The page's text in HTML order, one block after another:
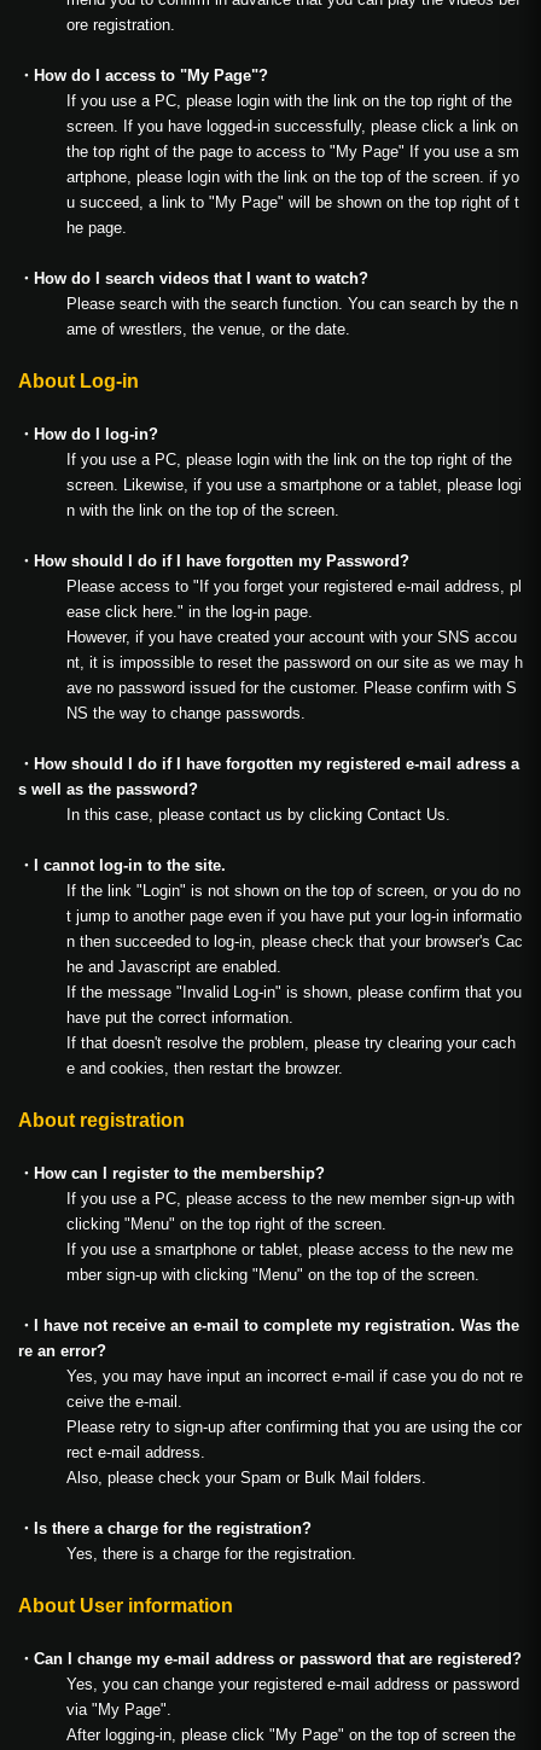
ore registration.
・How do I access to "My Page"?
If you use a PC, please login with the link on the top right of the
screen. If you have logged-in successfully, please click a link on
the top right of the page to access to "My Page" If you use a sm
artphone, please login with the link on the top of the screen. if yo
u succeed, a link to "My Page" will be shown on the top right of t
he page.
・How do I search videos that I want to watch?
Please search with the search function. You can search by the n
ame of wrestlers, the venue, or the date.
About Log-in
・How do I log-in?
If you use a PC, please login with the link on the top right of the
screen. Likewise, if you use a smartphone or a tablet, please logi
n with the link on the top of the screen.
・How should I do if I have forgotten my Password?
Please access to "If you forget your registered e-mail address, pl
ease click here." in the log-in page.
However, if you have created your account with your SNS accou
nt, it is impossible to reset the password on our site as we may h
ave no password issued for the customer. Please confirm with S
NS the way to change passwords.
・How should I do if I have forgotten my registered e-mail adress a
s well as the password?
In this case, please contact us by clicking Contact Us.
・I cannot log-in to the site.
If the link "Login" is not shown on the top of screen, or you do no
t jump to another page even if you have put your log-in informatio
n then succeeded to log-in, please check that your browser's Cac
he and Javascript are enabled.
If the message "Invalid Log-in" is shown, please confirm that you
have put the correct information.
If that doesn't resolve the problem, please try clearing your cach
e and cookies, then restart the browzer.
About registration
・How can I register to the membership?
If you use a PC, please access to the new member sign-up with
clicking "Menu" on the top right of the screen.
If you use a smartphone or tablet, please access to the new me
mber sign-up with clicking "Menu" on the top of the screen.
・I have not receive an e-mail to complete my registration. Was the
re an error?
Yes, you may have input an incorrect e-mail if case you do not re
ceive the e-mail.
Please retry to sign-up after confirming that you are using the cor
rect e-mail address.
Also, please check your Spam or Bulk Mail folders.
・Is there a charge for the registration?
Yes, there is a charge for the registration.
About User information
・Can I change my e-mail address or password that are registered?
Yes, you can change your registered e-mail address or password
via "My Page".
After logging-in, please click "My Page" on the top of screen the